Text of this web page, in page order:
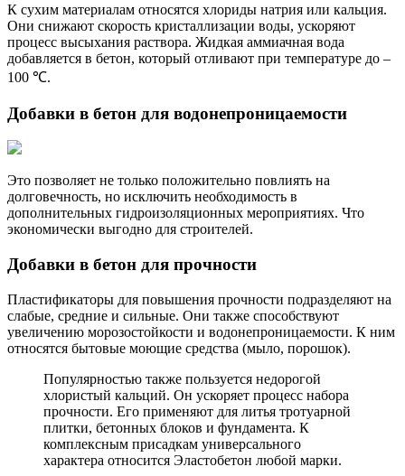
К сухим материалам относятся хлориды натрия или кальция.
Они снижают скорость кристаллизации воды, ускоряют
процесс высыхания раствора. Жидкая аммиачная вода
добавляется в бетон, который отливают при температуре до –
100 ℃.
Добавки в бетон для водонепроницаемости
Это позволяет не только положительно повлиять на
долговечность, но исключить необходимость в
дополнительных гидроизоляционных мероприятиях. Что
экономически выгодно для строителей.
Добавки в бетон для прочности
Пластификаторы для повышения прочности подразделяют на
слабые, средние и сильные. Они также способствуют
увеличению морозостойкости и водонепроницаемости. К ним
относятся бытовые моющие средства (мыло, порошок).
Популярностью также пользуется недорогой
хлористый кальций. Он ускоряет процесс набора
прочности. Его применяют для литья тротуарной
плитки, бетонных блоков и фундамента. К
комплексным присадкам универсального
характера относится Эластобетон любой марки.